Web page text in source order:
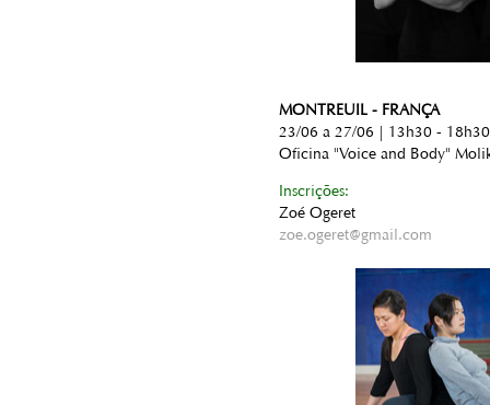
MONTREUIL - FRANÇA
23/06 a 27/06 | 13h30 - 18h30
Oficina "Voice and Body"
Inscrições:
Zoé Ogeret
zoe.ogeret@gmail.com